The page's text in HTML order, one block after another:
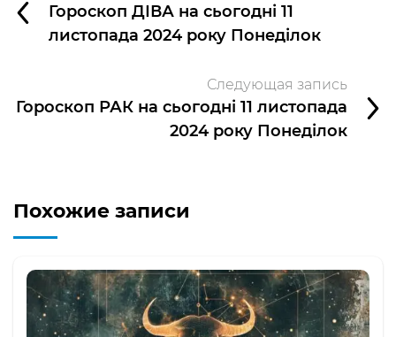
Гороскоп ДІВА на сьогодні 11
листопада 2024 року Понеділок
Следующая запись
Гороскоп РАК на сьогодні 11 листопада
2024 року Понеділок
Похожие записи